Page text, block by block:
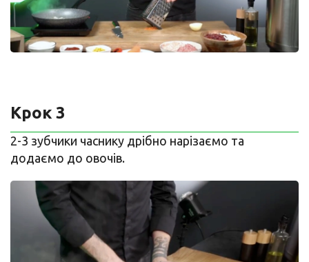
Крок 3
2-3 зубчики часнику дрібно нарізаємо та
додаємо до овочів.